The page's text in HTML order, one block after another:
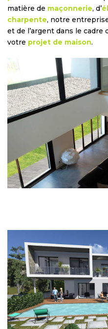
matière de maçonnerie, d’
charpente, notre
et de l’argent dans le cadre
votre projet de maison.